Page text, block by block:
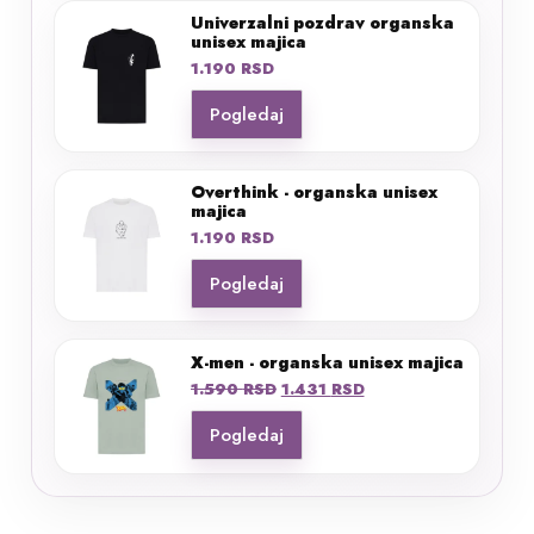
Univerzalni pozdrav organska
unisex majica
1.190 RSD
Pogledaj
Overthink - organska unisex
majica
1.190 RSD
Pogledaj
X-men - organska unisex majica
1.590RSD Originalna
cena
je
bila:
1.431 RSDTrenutna
Pogledaj